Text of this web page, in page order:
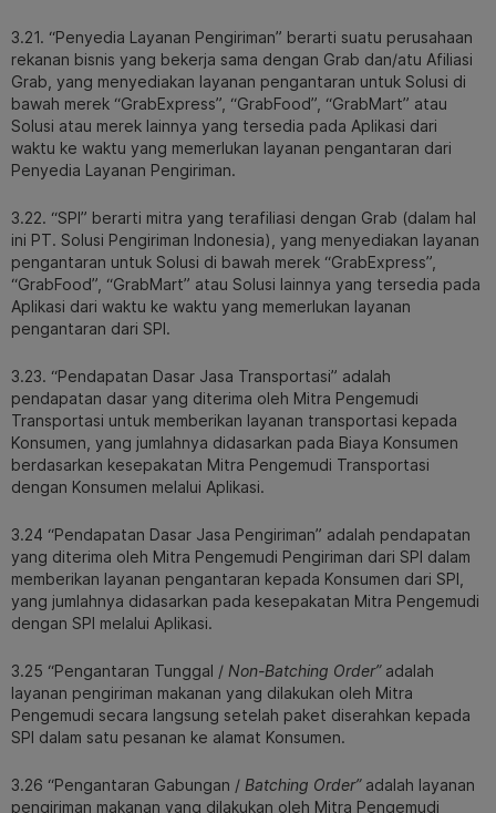
3.21. “Penyedia Layanan Pengiriman” berarti suatu perusahaan
rekanan bisnis yang bekerja sama dengan Grab dan/atu Afiliasi
Grab, yang menyediakan layanan pengantaran untuk Solusi di
bawah merek “GrabExpress”, “GrabFood”, “GrabMart” atau
Solusi atau merek lainnya yang tersedia pada Aplikasi dari
waktu ke waktu yang memerlukan layanan pengantaran dari
Penyedia Layanan Pengiriman.
3.22. “SPI” berarti mitra yang terafiliasi dengan Grab (dalam hal
ini PT. Solusi Pengiriman Indonesia), yang menyediakan layanan
pengantaran untuk Solusi di bawah merek “GrabExpress”,
“GrabFood”, “GrabMart” atau Solusi lainnya yang tersedia pada
Aplikasi dari waktu ke waktu yang memerlukan layanan
pengantaran dari SPI.
3.23. “Pendapatan Dasar Jasa Transportasi” adalah
pendapatan dasar yang diterima oleh Mitra Pengemudi
Transportasi untuk memberikan layanan transportasi kepada
Konsumen, yang jumlahnya didasarkan pada Biaya Konsumen
berdasarkan kesepakatan Mitra Pengemudi Transportasi
dengan Konsumen melalui Aplikasi.
3.24 “Pendapatan Dasar Jasa Pengiriman” adalah pendapatan
yang diterima oleh Mitra Pengemudi Pengiriman dari SPI dalam
memberikan layanan pengantaran kepada Konsumen dari SPI,
yang jumlahnya didasarkan pada kesepakatan Mitra Pengemudi
dengan SPI melalui Aplikasi.
3.25 “Pengantaran Tunggal / Non-Batching Order” adalah
layanan pengiriman makanan yang dilakukan oleh Mitra
Pengemudi secara langsung setelah paket diserahkan kepada
SPI dalam satu pesanan ke alamat Konsumen.
3.26 “Pengantaran Gabungan / Batching Order”adalah layanan
pengiriman makanan yang dilakukan oleh Mitra Pengemudi